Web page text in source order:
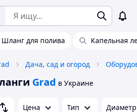
Шланг для полива Капельная
Дача, сад и огород
Grad в Украине
Цена Тип